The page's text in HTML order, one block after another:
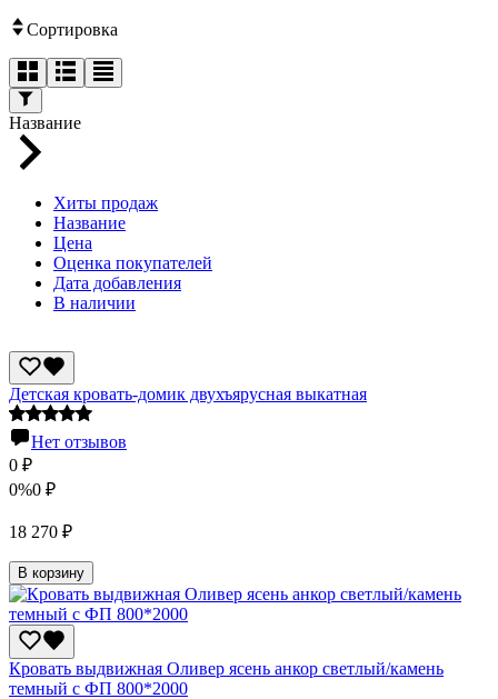
Сортировка
Название
Хиты продаж
Название
Цена
Оценка покупателей
Дата добавления
В наличии
Детская кровать-домик двухъярусная выкатная
Нет отзывов
0 ₽
0%0 ₽
18 270 ₽
В корзину
Кровать выдвижная Оливер ясень анкор светлый/камень
темный с ФП 800*2000